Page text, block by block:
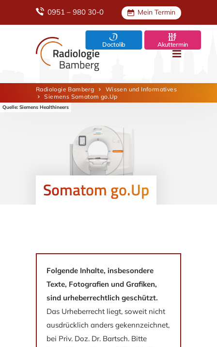
Doctolib Akuttermin
Mein Termin
0951 – 980 30-0
Radiologie Bamberg
Wissen und Informatives
Siemens Somatom go.Up
Somatom go.Up
Folgende Inhalte, insbesondere
Texte, Fotografien und Grafiken,
sind urheberrechtlich geschützt.
Das Urheberrecht liegt, soweit nicht
ausdrücklich anders gekennzeichnet,
bei Priv. Doz. Dr. Bartsch. Bitte